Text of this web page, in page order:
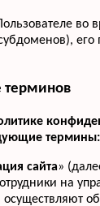
во
терминов
термины:
сайта»
на